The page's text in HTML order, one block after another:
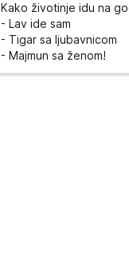
Kako životinje idu na
- Lav ide sam
- Tigar sa ljubavnicom
- Majmun sa ženom!